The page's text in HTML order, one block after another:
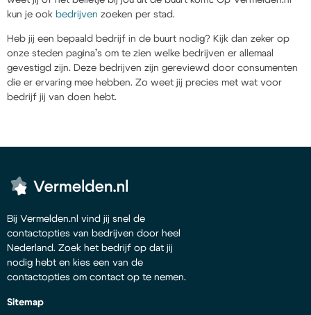
kun je ook bedrijven zoeken per stad.
Heb jij een bepaald bedrijf in de buurt nodig? Kijk dan zeker op
onze steden pagina’s om te zien welke bedrijven er allemaal
gevestigd zijn. Deze bedrijven zijn gereviewd door consumenten
die er ervaring mee hebben. Zo weet jij precies met wat voor
bedrijf jij van doen hebt.
Bij Vermelden.nl vind jij snel de
contactopties van bedrijven door heel
Nederland. Zoek het bedrijf op dat jij
nodig hebt en kies een van de
contactopties om contact op te nemen.
Sitemap